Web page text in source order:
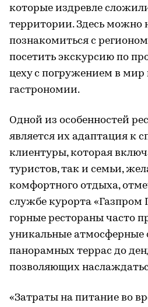
которые издревле
территории. Здесь можно
познакомиться с
посетить экскурсию по
цеху с погружением в мир
гастрономии.
Одной из особенностей
является их адаптация к
клиентуры, которая
туристов, так и семьи,
комфортного отдыха,
службе курорта «Газпром
горные рестораны часто
уникальные атмосферные
панорамных террас до
позволяющих
«Затраты на питание во